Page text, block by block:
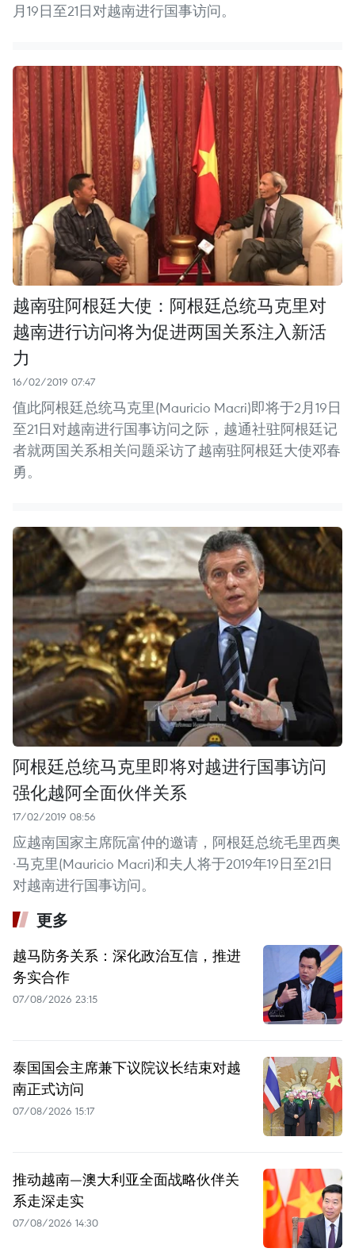
月19日至21日对越南进行国事访问。
越南驻阿根廷大使：阿根廷总统马克里对
越南进行访问将为促进两国关系注入新活
力
16/02/2019 07:47
值此阿根廷总统马克里(Mauricio Macri)即将于2月19日
至21日对越南进行国事访问之际，越通社驻阿根廷记
者就两国关系相关问题采访了越南驻阿根廷大使邓春
勇。
阿根廷总统马克里即将对越进行国事访问
强化越阿全面伙伴关系
17/02/2019 08:56
应越南国家主席阮富仲的邀请，阿根廷总统毛里西奥
·马克里(Mauricio Macri)和夫人将于2019年19日至21日
对越南进行国事访问。
更多
越马防务关系：深化政治互信，推进
务实合作
07/08/2026 23:15
泰国国会主席兼下议院议长结束对越
南正式访问
07/08/2026 15:17
推动越南—澳大利亚全面战略伙伴关
系走深走实
07/08/2026 14:30